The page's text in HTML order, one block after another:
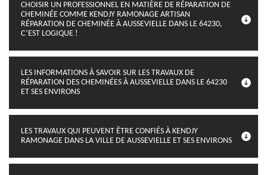
CHOISIR UN PROFESSIONNEL EN MATIÈRE DE RÉPARATION DE
CHEMINÉE COMME KENDJY RAMONAGE ARTISAN
RÉPARATION DE CHEMINÉE À AUSSEVIELLE DANS LE 64230,
C’EST LOGIQUE !
LES INFORMATIONS À SAVOIR SUR LES TRAVAUX DE
RÉPARATION DES CHEMINÉES À AUSSEVIELLE DANS LE 64230
ET SES ENVIRONS
LES TRAVAUX QUI PEUVENT ÊTRE CONFIÉS À KENDJY
RAMONAGE DANS LA VILLE DE AUSSEVIELLE ET SES ENVIRONS